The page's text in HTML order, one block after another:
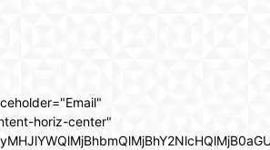
horiz-center"